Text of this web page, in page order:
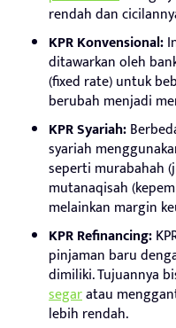
rendah dan
KPR Konvensional:
ditawarkan oleh
(fixed rate) untuk
berubah menjadi
KPR Syariah:
syariah
seperti murabahah
mutanaqisah
melainkan margin
KPR Refinancing:
pinjaman baru
dimiliki. Tujuannya
segaratau
lebih rendah.